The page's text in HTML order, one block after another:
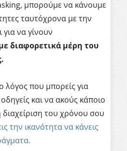
μπορούμε να κάνουμε
ταυτόχρονα με την
να γίνουν
διαφορετικά μέρη του
λόγος που μπορείς για
και να ακούς κάποιο
του χρόνου σου
την ικανότητα να κάνεις